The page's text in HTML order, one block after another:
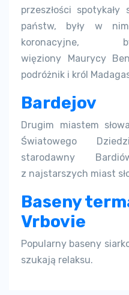
przeszłości
państw, były w
więziony Maurycy
podróżnik i król
Bardejov
Drugim miastem
Światowego
starodawny
z najstarszych miast
Baseny
Vrbovie
Popularny baseny
szukają relaksu.